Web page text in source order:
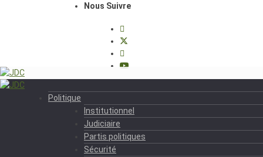
Nous Suivre
Politique
Institutionnel
Judiciaire
Partis politiques
Sécurité